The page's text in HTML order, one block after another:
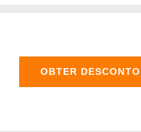
OBTER DESCONTO